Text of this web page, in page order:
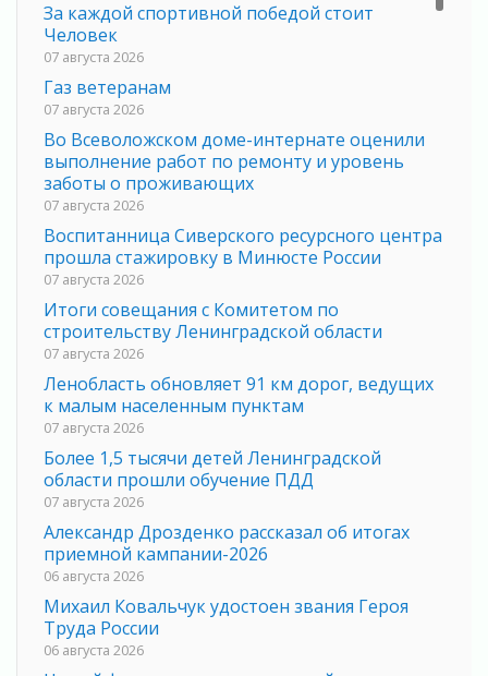
За каждой спортивной победой стоит
Человек
07 августа 2026
Газ ветеранам
07 августа 2026
Во Всеволожском доме-интернате оценили
выполнение работ по ремонту и уровень
заботы о проживающих
07 августа 2026
Воспитанница Сиверского ресурсного центра
прошла стажировку в Минюсте России
07 августа 2026
Итоги совещания с Комитетом по
строительству Ленинградской области
07 августа 2026
Ленобласть обновляет 91 км дорог, ведущих
к малым населенным пунктам
07 августа 2026
Более 1,5 тысячи детей Ленинградской
области прошли обучение ПДД
07 августа 2026
Александр Дрозденко рассказал об итогах
приемной кампании-2026
06 августа 2026
Михаил Ковальчук удостоен звания Героя
Труда России
06 августа 2026